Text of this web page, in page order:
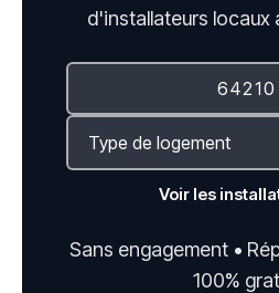
d'installateurs locaux
Voir les
Sans engagement •
100%